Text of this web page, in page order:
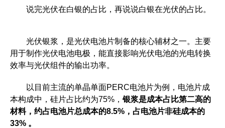
说完光伏在白银的占比，再说说白银在光伏的占比。
光伏银浆，是光伏电池片制备的核心辅材之一。主要
用于制作光伏电池电极，能直接影响光伏电池的光电转换
效率与光伏组件的输出功率。
以目前主流的单晶单面PERC电池片为例，电池片成
本构成中，硅片占比约为75%，银浆是成本占比第二高的
材料，约占电池片总成本的8.5%，占电池片非硅成本的
33% 。